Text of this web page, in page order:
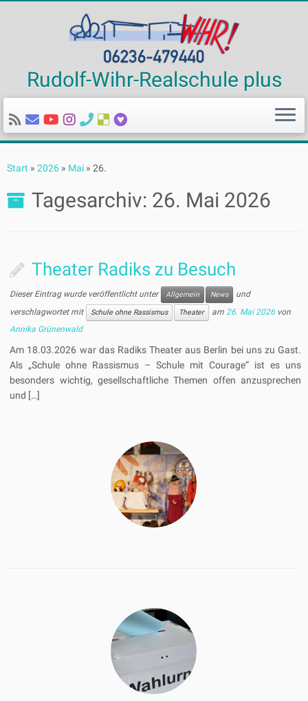
Inhalt
Rudolf-Wihr-Realschule plus
Start » 2026 » Mai » 26.
Tagesarchiv: 26. Mai 2026
Theater Radiks zu Besuch
Dieser Eintrag wurde veröffentlicht unter Allgemein News
und
verschlagwortet mit
Schule ohne Rassismus Theater am26. Mai 2026 von
Annika Grünenwald
Am 18.03.2026 war das Radiks Theater aus Berlin bei uns zu Gast.
Als „Schule ohne Rassismus – Schule mit Courage“ ist es uns
besonders wichtig, gesellschaftliche Themen offen anzusprechen
und […]